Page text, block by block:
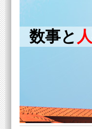
数事と 人